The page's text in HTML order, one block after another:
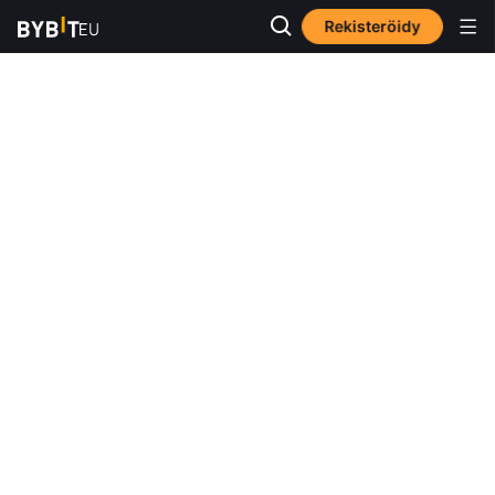
Rekisteröidy